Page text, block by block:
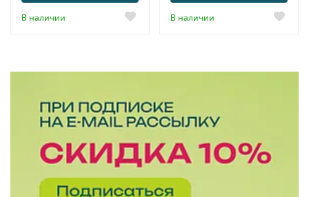
В наличии В наличии